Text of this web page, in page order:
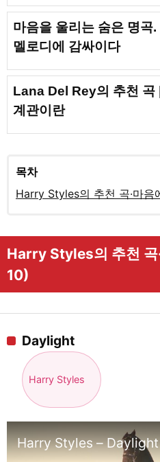
마음을 울리는 숨은 명곡
멜로디에 감싸이다
Lana Del Rey의 추천 곡
계관이란
목차
Harry Styles의 추천 곡·마음
Harry Styles의 추천 곡
10)
Daylight
Harry Styles
Harry Styles –